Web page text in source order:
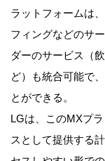
ラットフォームは
フィングなどのサ
ダーのサービス（
ど）も統合可能で
とができる。
LGは、このMXプ
スとして提供する